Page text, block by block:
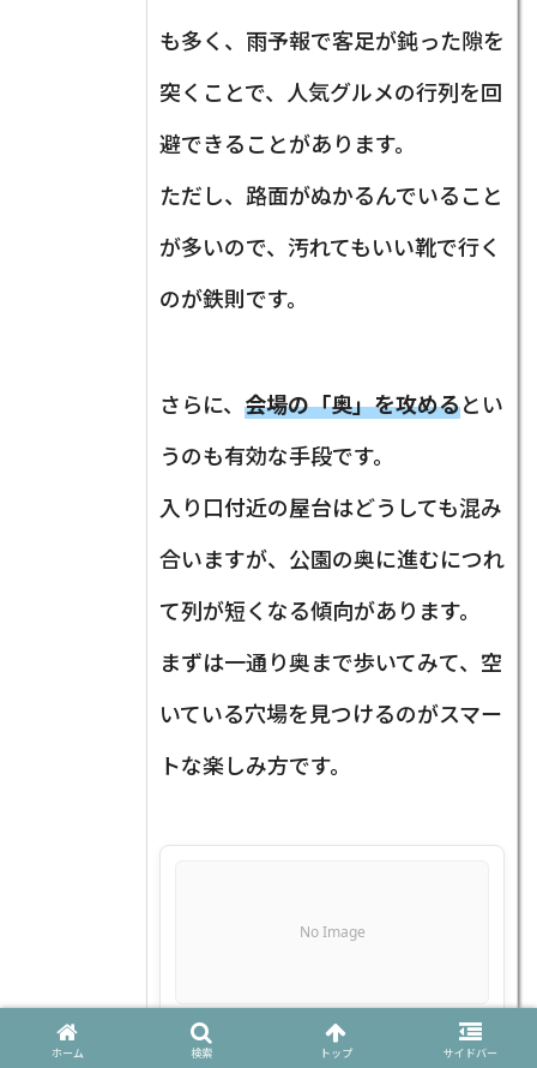
も多く、雨予報で客足が鈍った隙を
突くことで、人気グルメの行列を回
避できることがあります。
ただし、路面がぬかるんでいること
が多いので、汚れてもいい靴で行く
のが鉄則です。
さらに、 会場の「奥」を攻めるとい
うのも有効な手段です。
入り口付近の屋台はどうしても混み
合いますが、公園の奥に進むにつれ
て列が短くなる傾向があります。
まずは一通り奥まで歩いてみて、空
いている穴場を見つけるのがスマー
トな楽しみ方です。
No Image
豊橋 夜店
ホーム 検索 トップ サイドバー